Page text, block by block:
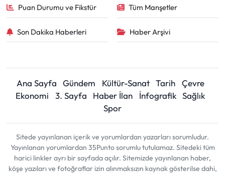
Puan Durumu ve Fikstür Tüm Manşetler
Son Dakika Haberleri Haber Arşivi
Ana Sayfa Gündem Kültür-Sanat Tarih
Çevre
Ekonomi
3. Sayfa Haber İlan İnfografik Sağlık
Spor
Sitede yayınlanan içerik ve yorumlardan yazarları sorumludur.
Yayınlanan yorumlardan 35Punto sorumlu tutulamaz. Sitedeki tüm
harici linkler ayrı bir sayfada açılır. Sitemizde yayınlanan haber,
köşe yazıları ve fotoğraflar izin alınmaksızın kaynak gösterilse dahi,